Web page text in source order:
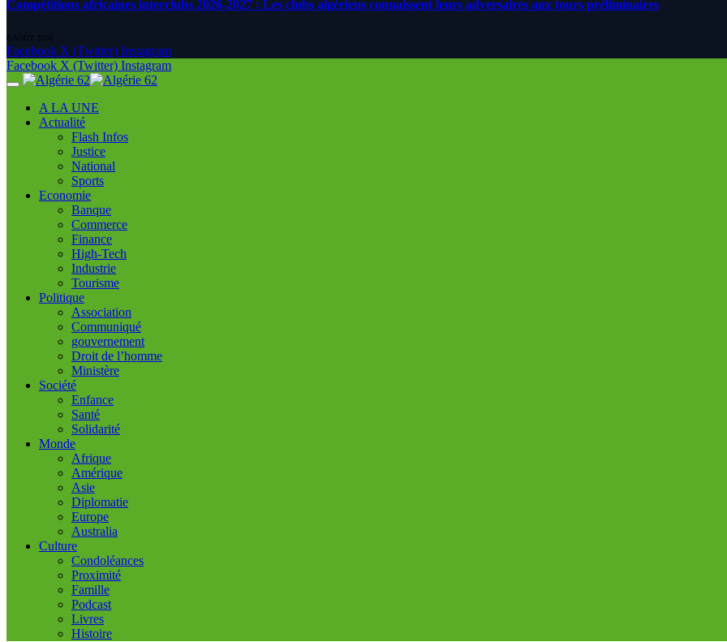
Compétitions africaines interclubs 2026-2027 : Les clubs algériens connaissent leurs adversaires aux tours préliminaires
6 AOÛT 2026
Facebook X (Twitter) Instagram
Facebook X (Twitter) Instagram
A LA UNE
Actualité
Flash Infos
Justice
National
Sports
Economie
Banque
Commerce
Finance
High-Tech
Industrie
Tourisme
Politique
Association
Communiqué
gouvernement
Droit de l’homme
Ministère
Société
Enfance
Santé
Solidarité
Monde
Afrique
Amérique
Asie
Diplomatie
Europe
Australia
Culture
Condoléances
Proximité
Famille
Podcast
Livres
Histoire